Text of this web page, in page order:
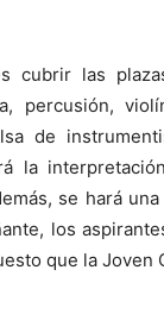
cubrir las
percusión,
de
la
se hará
los
que la Joven